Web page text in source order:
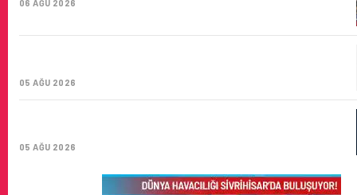
06 AĞU 2026
05 AĞU 2026
05 AĞU 2026